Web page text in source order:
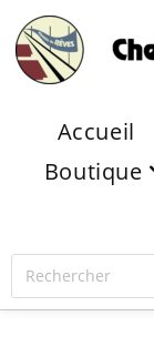
Accueil
Boutique